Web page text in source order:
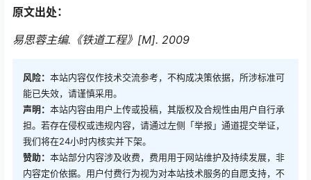
原文出处：
易思蓉主编.《铁道工程》[M]. 2009
风险： 本站内容仅作技术交流参考，不构成决策依据，所涉标准可
能已失效，请谨慎采用。
声明： 本站内容由用户上传或投稿，其版权及合规性由用户自行承
担。若存在侵权或违规内容，请通过左侧「举报」通道提交举证，
我们将在24小时内核实并下架。
赞助： 本站部分内容涉及收费，费用用于网站维护及持续发展，非
内容定价依据。用户付费行为视为对本站技术服务的自愿支持，不